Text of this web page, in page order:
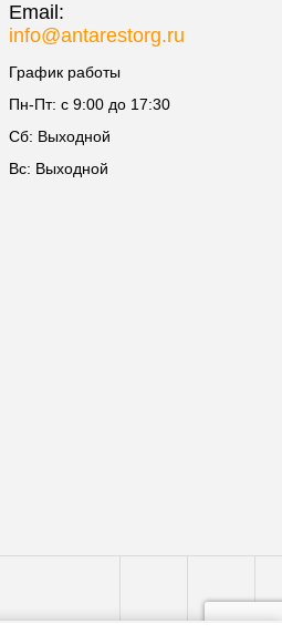
Email:
info@antarestorg.ru
График работы
Пн-Пт: с 9:00 до 17:30
Сб: Выходной
Вс: Выходной